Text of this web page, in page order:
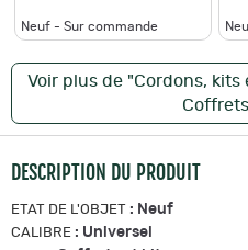
Neuf - Sur commande
Voir plus de "Cordons,
DESCRIPTION DU PRODUIT
ETAT DE L'OBJET : Neuf
CALIBRE : Universel